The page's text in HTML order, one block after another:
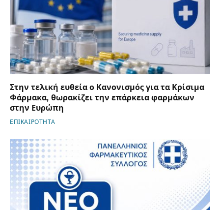
Στην τελική ευθεία ο Κανονισμός για τα Κρίσιμα
Φάρμακα, θωρακίζει την επάρκεια φαρμάκων
στην Ευρώπη
ΕΠΙΚΑΙΡΟΤΗΤΑ